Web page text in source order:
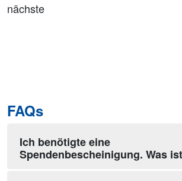
nächste
FAQs
Ich benötigte eine
Spendenbescheinigung. Was